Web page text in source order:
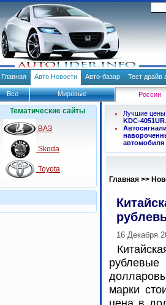
Главная Авто Новости Авто-базар Тест драйв
Все Мировые России
Тематические сайты
ВАЗ
Skoda
Toyota
Лучшие цены
KDC-4051UR
автомобиля
Главная >>
16 Декабря
марки